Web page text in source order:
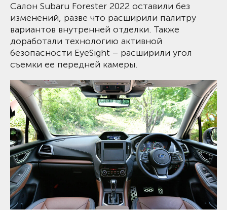
Салон Subaru Forester 2022 оставили без
изменений, разве что расширили палитру
вариантов внутренней отделки. Также
доработали технологию активной
безопасности EyeSight – расширили угол
съемки ее передней камеры.